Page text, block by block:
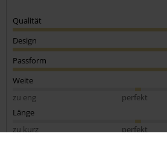
Qualität
Design
Passform
Weite
zu eng
perfekt
Länge
zu kurz
perfekt